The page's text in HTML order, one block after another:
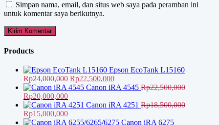
Simpan nama, email, dan situs web saya pada peramban ini
untuk komentar saya berikutnya.
Products
Epson EcoTank L15160
Rp24,000,000 Harga
aslinya
Rp24,000,000.
Rp22,500,000Harga
saat
adalah:
Canon iRA 4545 Rp22,500,000
Harga
aslinya
adalah:
Rp22,500,000.
Rp20,000,000Harga
saat
ini
adalah:
Canon iRA 4251 Rp18,500,000
Harga
aslinya
Rp15,000,000Harga
saat
Canon iRA 6275